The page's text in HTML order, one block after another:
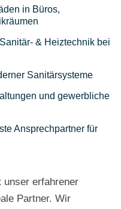
in Büros,
& Heiztechnik bei
Sanitärsysteme
und gewerbliche
Ansprechpartner für
unser erfahrener
Partner. Wir